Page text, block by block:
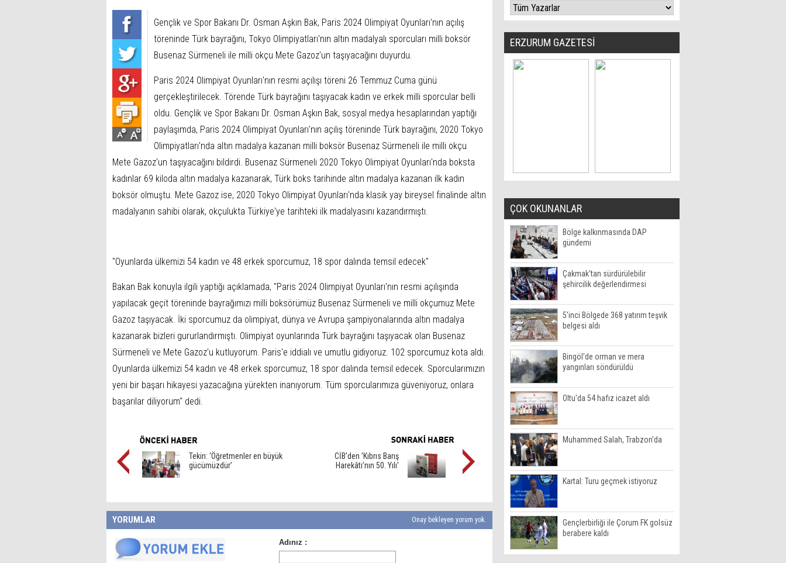
Gençlik ve Spor Bakanı Dr. Osman Aşkın Bak, Paris 2024 Olimpiyat Oyunları'nın açılış
töreninde Türk bayrağını, Tokyo Olimpiyatları'nın altın madalyalı sporcuları milli boksör
Busenaz Sürmeneli ile milli okçu Mete Gazoz'un taşıyacağını duyurdu.
Paris 2024 Olimpiyat Oyunları'nın resmi açılışı töreni 26 Temmuz Cuma günü
gerçekleştirilecek. Törende Türk bayrağını taşıyacak kadın ve erkek milli sporcular belli
oldu. Gençlik ve Spor Bakanı Dr. Osman Aşkın Bak, sosyal medya hesaplarından yaptığı
paylaşımda, Paris 2024 Olimpiyat Oyunları'nın açılış töreninde Türk bayrağını, 2020 Tokyo
Olimpiyatları'nda altın madalya kazanan milli boksör Busenaz Sürmeneli ile milli okçu
Mete Gazoz'un taşıyacağını bildirdi. Busenaz Sürmeneli 2020 Tokyo Olimpiyat Oyunları'nda boksta
kadınlar 69 kiloda altın madalya kazanarak, Türk boks tarihinde altın madalya kazanan ilk kadın
boksör olmuştu. Mete Gazoz ise, 2020 Tokyo Olimpiyat Oyunları'nda klasik yay bireysel finalinde altın
madalyanın sahibi olarak, okçulukta Türkiye'ye tarihteki ilk madalyasını kazandırmıştı.
"Oyunlarda ülkemizi 54 kadın ve 48 erkek sporcumuz, 18 spor dalında temsil edecek"
Bakan Bak konuyla ilgili yaptığı açıklamada, "Paris 2024 Olimpiyat Oyunları'nın resmi açılışında
yapılacak geçit töreninde bayrağımızı milli boksörümüz Busenaz Sürmeneli ve milli okçumuz Mete
Gazoz taşıyacak. İki sporcumuz da olimpiyat, dünya ve Avrupa şampiyonalarında altın madalya
kazanarak bizleri gururlandırmıştı. Olimpiyat oyunlarında Türk bayrağını taşıyacak olan Busenaz
Sürmeneli ve Mete Gazoz'u kutluyorum. Paris'e iddialı ve umutlu gidiyoruz. 102 sporcumuz kota aldı.
Oyunlarda ülkemizi 54 kadın ve 48 erkek sporcumuz, 18 spor dalında temsil edecek. Sporcularımızın
yeni bir başarı hikayesi yazacağına yürekten inanıyorum. Tüm sporcularımıza güveniyoruz, onlara
başarılar diliyorum" dedi.
Tekin: ‘Öğretmenler en büyük
gücümüzdür’
CİB’den 'Kıbrıs Barış
Harekâtı’nın 50. Yılı'
YORUMLAR Onay bekleyen yorum yok.
ERZURUM GAZETESİ
ÇOK OKUNANLAR
Bölge kalkınmasında DAP
gündemi
Çakmak'tan sürdürülebilir
şehircilik değerlendirmesi
5'inci Bölgede 368 yatırım teşvik
belgesi aldı
Bingöl'de orman ve mera
yangınları söndürüldü
Oltu'da 54 hafız icazet aldı
Muhammed Salah, Trabzon'da
Kartal: Turu geçmek istiyoruz
Gençlerbirliği ile Çorum FK golsüz
berabere kaldı